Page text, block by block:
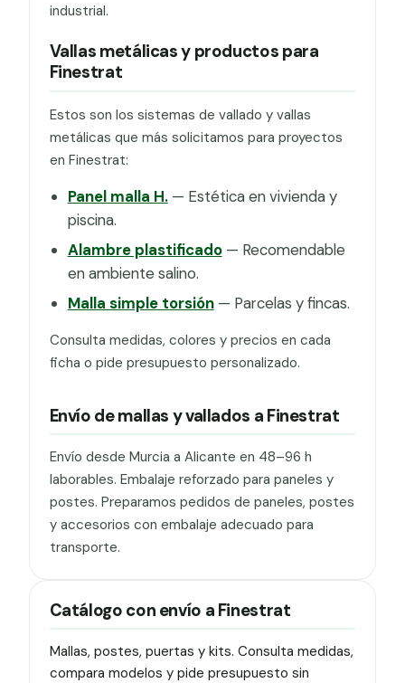
industrial.
Vallas metálicas y productos para
Finestrat
Estos son los sistemas de vallado y vallas
metálicas que más solicitamos para proyectos
en Finestrat:
Panel malla H.— Estética en vivienda y
piscina.
Alambre plastificado— Recomendable
en ambiente salino.
Malla simple torsión— Parcelas y fincas.
Consulta medidas, colores y precios en cada
ficha o pide presupuesto personalizado.
Envío de mallas y vallados a Finestrat
Envío desde Murcia a Alicante en 48–96 h
laborables. Embalaje reforzado para paneles y
postes. Preparamos pedidos de paneles, postes
y accesorios con embalaje adecuado para
transporte.
Catálogo con envío a Finestrat
Mallas, postes, puertas y kits. Consulta medidas,
compara modelos y pide presupuesto sin